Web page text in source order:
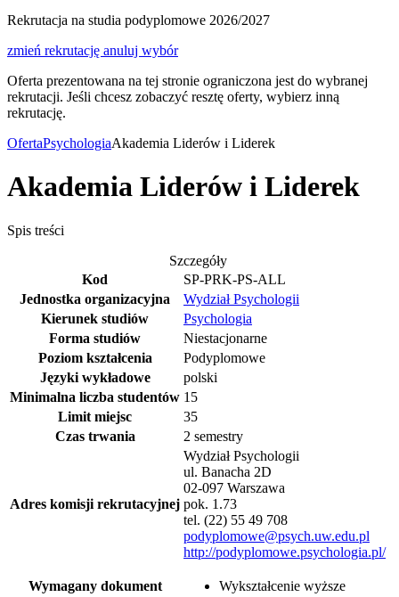
Rekrutacja na studia podyplomowe 2026/2027
zmień rekrutację anuluj wybór
Oferta prezentowana na tej stronie ograniczona jest do wybranej
rekrutacji. Jeśli chcesz zobaczyć resztę oferty, wybierz inną
rekrutację.
OfertaPsychologiaAkademia Liderów i Liderek
Akademia Liderów i Liderek
Spis treści
Szczegóły
Kod
SP-PRK-PS-ALL
Jednostka organizacyjna
Wydział Psychologii
Kierunek studiów
Psychologia
Forma studiów
Niestacjonarne
Poziom kształcenia
Podyplomowe
Języki wykładowe
polski
Minimalna liczba studentów 15
Limit miejsc
35
Czas trwania
2 semestry
Adres komisji rekrutacyjnej
Wydział Psychologii
ul. Banacha 2D
02-097 Warszawa
pok. 1.73
tel. (22) 55 49 708
podyplomowe@psych.uw.edu.pl
http://podyplomowe.psychologia.pl/
Wymagany dokument Wykształcenie wyższe